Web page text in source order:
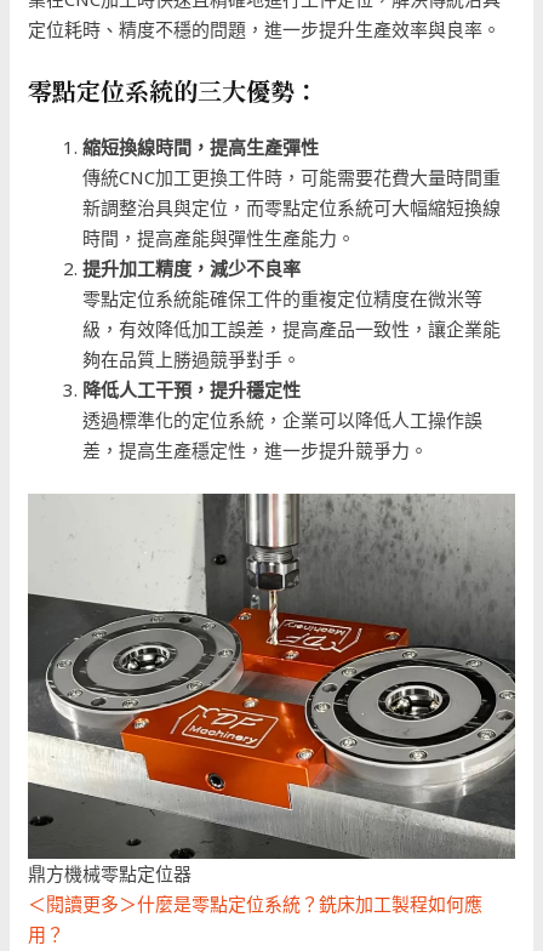
定位耗時、精度不穩的問題，進一步提升生產效率與良率。
零點定位系統的三大優勢：
縮短換線時間，提高生產彈性
傳統CNC加工更換工件時，可能需要花費大量時間重
新調整治具與定位，而零點定位系統可大幅縮短換線
時間，提高產能與彈性生產能力。
提升加工精度，減少不良率
零點定位系統能確保工件的重複定位精度在微米等
級，有效降低加工誤差，提高產品一致性，讓企業能
夠在品質上勝過競爭對手。
降低人工干預，提升穩定性
透過標準化的定位系統，企業可以降低人工操作誤
差，提高生產穩定性，進一步提升競爭力。
鼎方機械零點定位器
＜閱讀更多＞什麼是零點定位系統？銑床加工製程如何應
用？